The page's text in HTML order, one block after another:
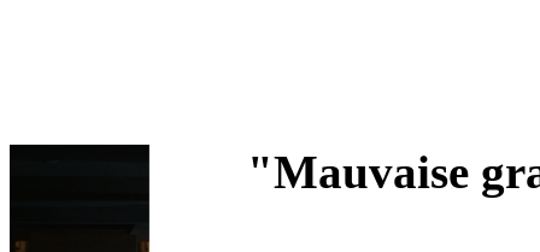
"Mauvaise